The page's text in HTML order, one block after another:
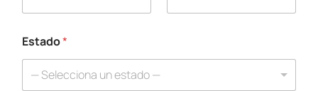
m
n
s
Estado*
— Selecciona un estado —